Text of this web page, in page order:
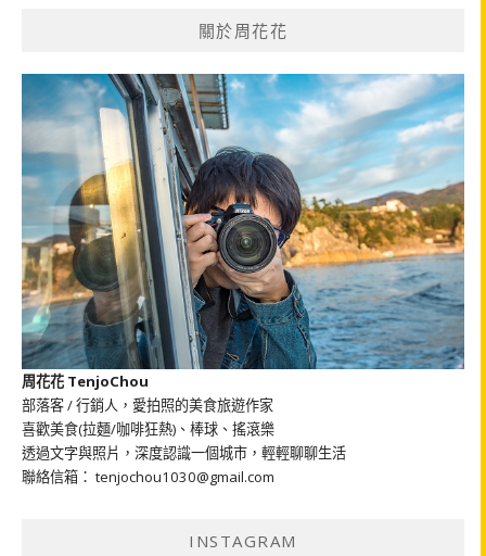
關於周花花
周花花 TenjoChou
部落客 / 行銷人，愛拍照的美食旅遊作家
喜歡美食(拉麵/咖啡狂熱)、棒球、搖滾樂
透過文字與照片，深度認識一個城市，輕輕聊聊生活
聯絡信箱： tenjochou1030@gmail.com
INSTAGRAM